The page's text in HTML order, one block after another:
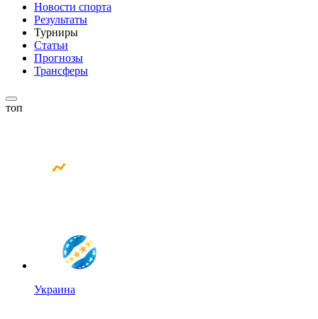
Новости спорта
Результаты
Турниры
Статьи
Прогнозы
Трансферы
топ
Украина